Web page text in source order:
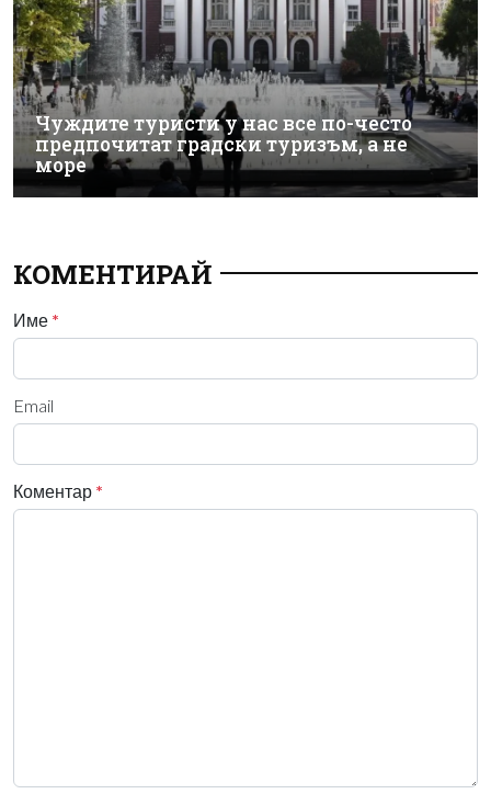
Чуждите туристи у нас все по-често
предпочитат градски туризъм, а не
море
КОМЕНТИРАЙ
Име *
Email
Коментар *